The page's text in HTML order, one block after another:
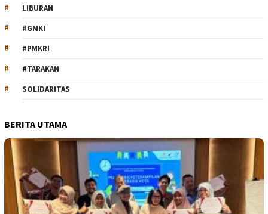
LIBURAN
#GMKI
#PMKRI
#TARAKAN
SOLIDARITAS
BERITA UTAMA